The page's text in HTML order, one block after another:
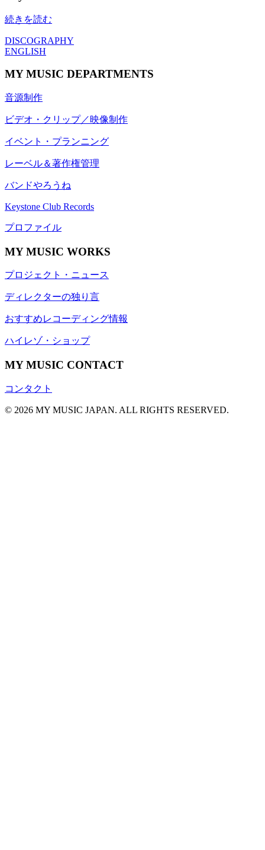
続きを読む
DISCOGRAPHY
ENGLISH
MY MUSIC DEPARTMENTS
音源制作
ビデオ・クリップ／映像制作
イベント・プランニング
レーベル＆著作権管理
バンドやろうね
Keystone Club Records
プロファイル
MY MUSIC WORKS
プロジェクト・ニュース
ディレクターの独り言
おすすめレコーディング情報
ハイレゾ・ショップ
MY MUSIC CONTACT
コンタクト
© 2026 MY MUSIC JAPAN. ALL RIGHTS RESERVED.